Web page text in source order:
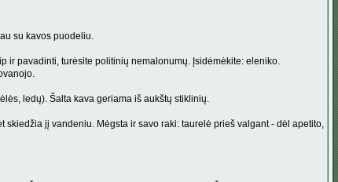
su kavos puodeliu.
ir pavadinti, turėsite politinių nemalonumų. Įsidėmėkite: eleniko.
ledų). Šalta kava geriama iš aukštų stiklinių.
jį vandeniu. Mėgsta ir savo raki: taurelė prieš valgant - dėl apetito,